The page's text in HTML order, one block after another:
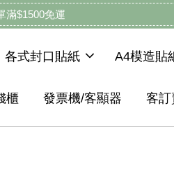
滿$1500免運
各式封口貼紙 A4模造貼
櫃 發票機/客顯器 客訂